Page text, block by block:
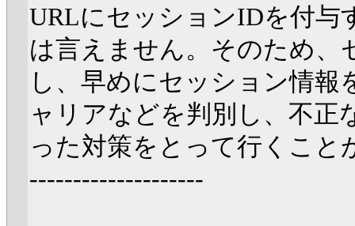
URLにセッションIDを付与
は言えません。そのため、
し、早めにセッション情
ャリアなどを判別し、不
った対策をとって行くこと
--------------------